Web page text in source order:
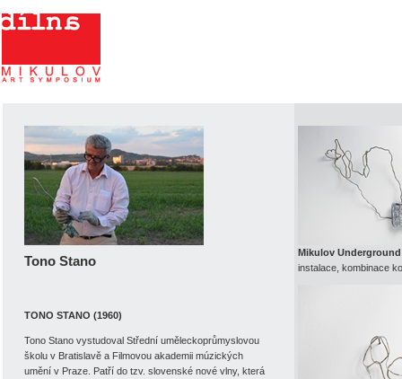
Dílna Mikulov - Art
symposium
Tono Stano
TONO STANO (1960)
Tono Stano vystudoval Střední uměleckoprůmyslovou
školu v Bratislavě a Filmovou akademii múzických
umění v Praze. Patří do tzv. slovenské nové vlny, která
Mikulov Underground
instalace, kombinace